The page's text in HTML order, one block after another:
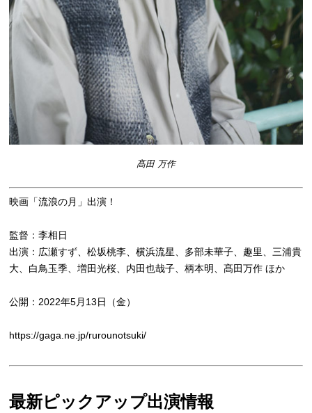
髙田 万作
映画「流浪の月」出演！
監督：李相日
出演：広瀬すず、松坂桃李、横浜流星、多部未華子、趣里、三浦貴
大、白鳥玉季、増田光桜、内田也哉子、柄本明、髙田万作 ほか
公開：2022年5月13日（金）
https://gaga.ne.jp/rurounotsuki/
最新ピックアップ出演情報